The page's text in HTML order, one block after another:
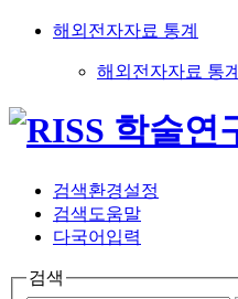
해외전자자료 통계
해외전자자료 통계
검색환경설정
검색도움말
다국어입력
검색